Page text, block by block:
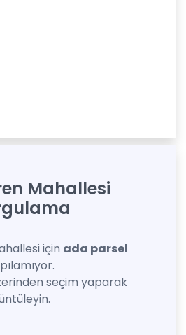
Mahallesi
için ada parsel
seçim yaparak